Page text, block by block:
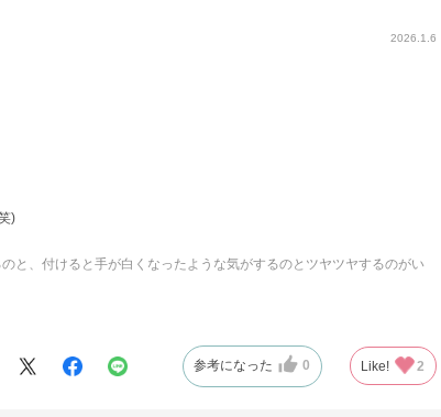
2026.1.6
)
と、付けると手が白くなったような気がするのとツヤツヤするのがい
参考になった 0 Like! 2